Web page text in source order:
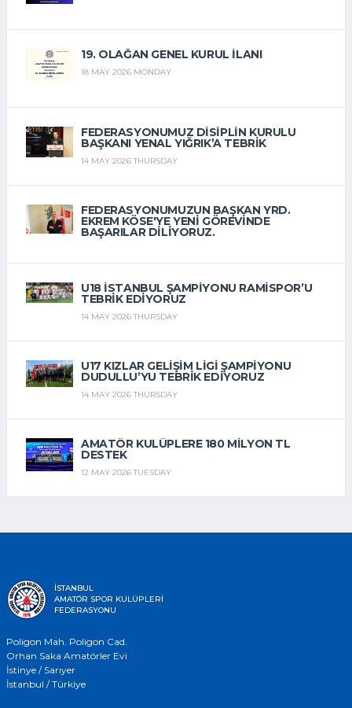
19. OLAĞAN GENEL KURUL İLANI
18 MAY 2026 MONDAY
FEDERASYONUMUZ DISIPLIN KURULU
BAŞKANI YENAL YIĞRIK’A TEBRIK
14 MAY 2026 THURSDAY
FEDERASYONUMUZUN BAŞKAN YRD.
EKREM KÖSE'YE YENI GÖREVINDE
BAŞARILAR DILIYORUZ.
U18 İSTANBUL ŞAMPIYONU RAMISPOR’U
TEBRIK EDIYORUZ
14 MAY 2026 THURSDAY
U17 KIZLAR GELIŞIM LIGI ŞAMPIYONU
DUDULLU’YU TEBRIK EDIYORUZ
14 MAY 2026 THURSDAY
AMATÖR KULÜPLERE 180 MILYON TL
DESTEK
12 MAY 2026 TUESDAY
İSTANBUL
AMATÖR SPOR KULÜPLERİ
FEDERASYONU
Poligon Mah. Poligon Cad.
Orhan Saka Amatörler Evi
İstinye / Sarıyer
İstanbul / Türkiye